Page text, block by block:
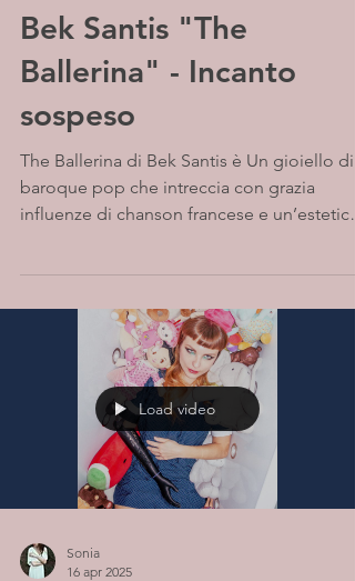
Bek Santis "The
Ballerina" - Incanto
sospeso
The Ballerina di Bek Santis è Un gioiello di
baroque pop che intreccia con grazia
influenze di chanson francese e un’estetica
paesaggio sonoro sospeso, la voce
cristallina e delicata di Bek danza tra
intimi e slanci luminosi. Un invito silenzioso
ritrovare la propria leggerezza interiore,
fragile e preziosa.
Load video
Sonia
16 apr 2025